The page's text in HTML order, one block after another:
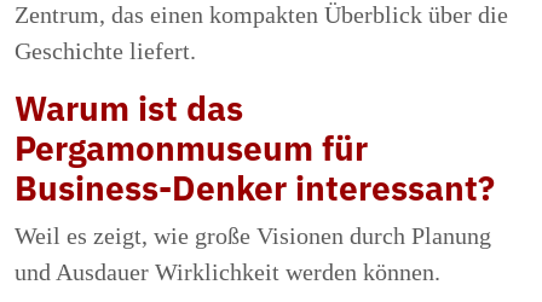
Zentrum, das einen kompakten Überblick über die
Geschichte liefert.
Warum ist das
Pergamonmuseum für
Business-Denker interessant?
Weil es zeigt, wie große Visionen durch Planung
und Ausdauer Wirklichkeit werden können.